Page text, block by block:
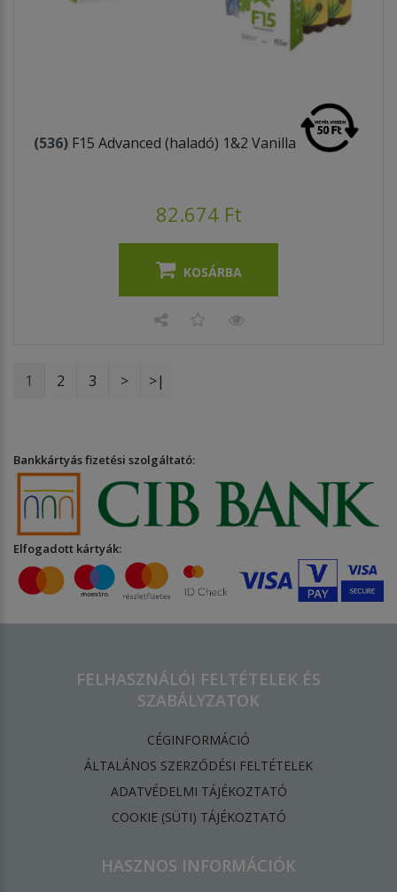
(536) F15 Advanced (haladó) 1&2 Vanilla
82.674 Ft
KOSÁRBA
1 2 3 > >|
Bankkártyás fizetési szolgáltató:
Elfogadott kártyák:
FELHASZNÁLÓI FELTÉTELEK ÉS
SZABÁLYZATOK
CÉGINFORMÁCIÓ
ÁLTALÁNOS SZERZŐDÉSI FELTÉTELEK
ADATVÉDELMI TÁJÉKOZTATÓ
​COOKIE (SÜTI) TÁJÉKOZTATÓ
HASZNOS INFORMÁCIÓK